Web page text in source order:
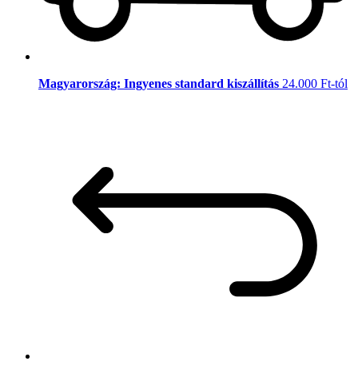
Magyarország: Ingyenes standard kiszállítás 24.000 Ft-tól